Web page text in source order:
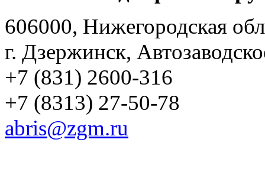
606000, Нижегородская
г. Дзержинск,
+7 (831) 2600-316
+7 (8313) 27-50-78
abris@zgm.ru